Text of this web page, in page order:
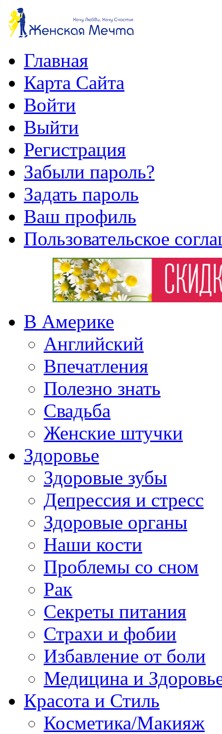
Главная
Карта Сайта
Войти
Выйти
Регистрация
Забыли пароль?
Задать пароль
Ваш профиль
Пользовательское
В Америке
Английский
Впечатления
Полезно знать
Свадьба
Женские штучки
Здоровье
Здоровые зубы
Депрессия и стресс
Здоровые органы
Наши кости
Проблемы со сном
Рак
Секреты питания
Страхи и фобии
Избавление от боли
Медицина и
Красота и Стиль
Косметика/Макияж